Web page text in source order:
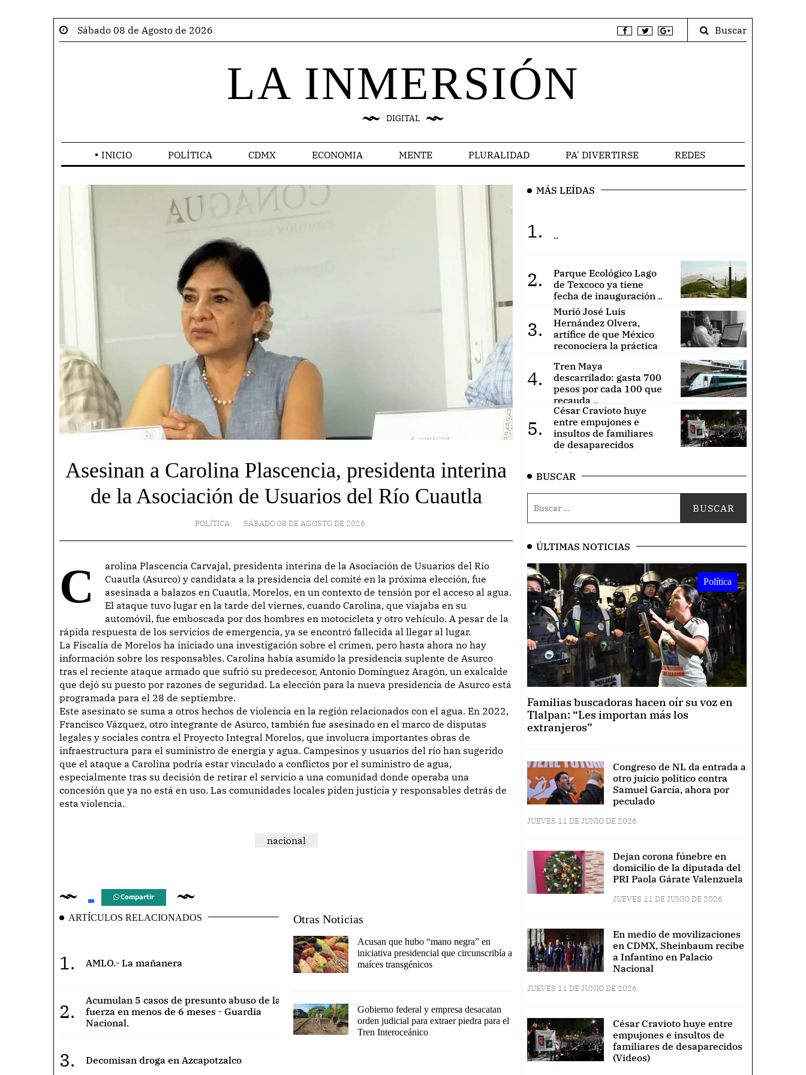
Sábado 08 de Agosto de 2026 Buscar
LA INMERSIÓN
DIGITAL
INICIO POLÍTICA CDMX ECONOMIA MENTE PLURALIDAD PA' DIVERTIRSE REDES
Asesinan a Carolina Plascencia, presidenta interina
de la Asociación de Usuarios del Río Cuautla
POLÍTICA SÁBADO 08 DE AGOSTO DE 2026
Carolina Plascencia Carvajal, presidenta interina de la Asociación de Usuarios del Río
Cuautla (Asurco) y candidata a la presidencia del comité en la próxima elección, fue
asesinada a balazos en Cuautla, Morelos, en un contexto de tensión por el acceso al agua.
El ataque tuvo lugar en la tarde del viernes, cuando Carolina, que viajaba en su
automóvil, fue emboscada por dos hombres en motocicleta y otro vehículo. A pesar de la
rápida respuesta de los servicios de emergencia, ya se encontró fallecida al llegar al lugar.
La Fiscalía de Morelos ha iniciado una investigación sobre el crimen, pero hasta ahora no hay
información sobre los responsables. Carolina había asumido la presidencia suplente de Asurco
tras el reciente ataque armado que sufrió su predecesor, Antonio Domínguez Aragón, un exalcalde
que dejó su puesto por razones de seguridad. La elección para la nueva presidencia de Asurco está
programada para el 28 de septiembre.
Este asesinato se suma a otros hechos de violencia en la región relacionados con el agua. En 2022,
Francisco Vázquez, otro integrante de Asurco, también fue asesinado en el marco de disputas
legales y sociales contra el Proyecto Integral Morelos, que involucra importantes obras de
infraestructura para el suministro de energía y agua. Campesinos y usuarios del río han sugerido
que el ataque a Carolina podría estar vinculado a conflictos por el suministro de agua,
especialmente tras su decisión de retirar el servicio a una comunidad donde operaba una
concesión que ya no está en uso. Las comunidades locales piden justicia y responsables detrás de
esta violencia.
nacional
Compartir
ARTÍCULOS RELACIONADOS
1. AMLO.- La mañanera
2.
Acumulan 5 casos de presunto abuso de la
fuerza en menos de 6 meses - Guardia
Nacional.
3. Decomisan droga en Azcapotzalco
Otras Noticias
Acusan que hubo “mano negra” en
iniciativa presidencial que circunscribía a
maíces transgénicos
Gobierno federal y empresa desacatan
orden judicial para extraer piedra para el
Tren Interoceánico
MÁS LEÍDAS
1. ..
2.
Parque Ecológico Lago
de Texcoco ya tiene
fecha de inauguración ..
3.
Murió José Luis
Hernández Olvera,
artífice de que México
reconociera la práctica
4.
Tren Maya
descarrilado: gasta 700
pesos por cada 100 que
recauda ..
5.
César Cravioto huye
entre empujones e
insultos de familiares
de desaparecidos
(Videos) ..
BUSCAR
ÚLTIMAS NOTICIAS
Política
Familias buscadoras hacen oír su voz en
Tlalpan: “Les importan más los
extranjeros”
Congreso de NL da entrada a
otro juicio político contra
Samuel García, ahora por
peculado
JUEVES 11 DE JUNIO DE 2026
Dejan corona fúnebre en
domicilio de la diputada del
PRI Paola Gárate Valenzuela
JUEVES 11 DE JUNIO DE 2026
En medio de movilizaciones
en CDMX, Sheinbaum recibe
a Infantino en Palacio
Nacional
JUEVES 11 DE JUNIO DE 2026
César Cravioto huye entre
empujones e insultos de
familiares de desaparecidos
(Videos)